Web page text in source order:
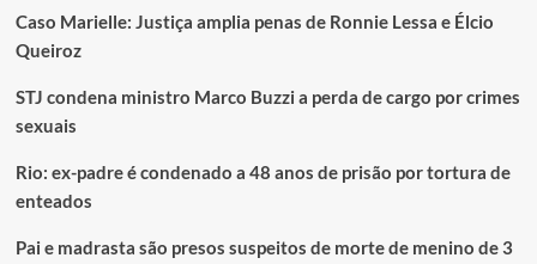
Caso Marielle: Justiça amplia penas de Ronnie Lessa e Élcio
Queiroz
STJ condena ministro Marco Buzzi a perda de cargo por crimes
sexuais
Rio: ex-padre é condenado a 48 anos de prisão por tortura de
enteados
Pai e madrasta são presos suspeitos de morte de menino de 3